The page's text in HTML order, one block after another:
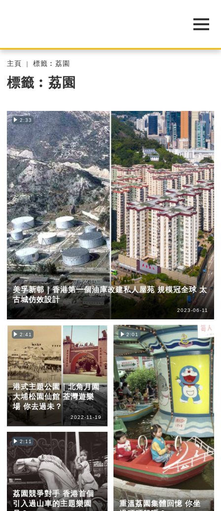
主頁 標籤︰荔園
標籤︰荔園
2:33
美孚新邨｜香港第一個油庫改建私人屋苑 規模冠全球 太
古城仿效設計
2023-06-11
2:41
港式主題公園｜北角月園
大埔松園仙館 荃灣遊樂
場 你去過未？
2022-11-19
2:11
荔園競爭對手 香港首個
引入過山車的主題樂園
2:01
重溫荔園集體回憶 你坐